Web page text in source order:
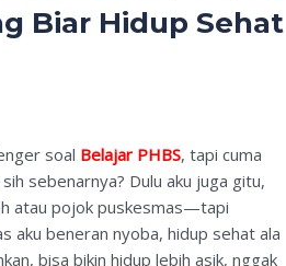
Biar Hidup Sehat
soal Belajar PHBS, tapi cuma
sebenarnya? Dulu aku juga gitu,
atau pojok puskesmas—tapi
aku beneran nyoba, hidup sehat ala
bisa bikin hidup lebih asik, nggak